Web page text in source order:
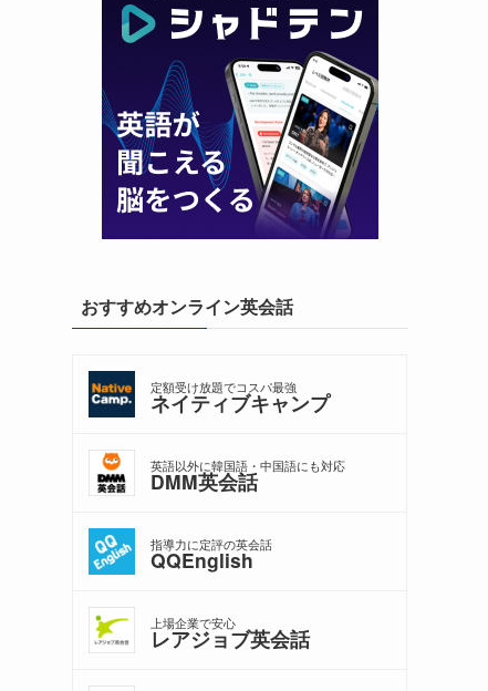
おすすめオンライン英会話
定額受け放題でコスパ最強
ネイティブキャンプ
英語以外に韓国語・中国語にも対応
DMM英会話
指導力に定評の英会話
QQEnglish
上場企業で安心
レアジョブ英会話